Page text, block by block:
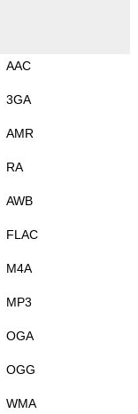
AAC
3GA
AMR
RA
AWB
FLAC
M4A
MP3
OGA
OGG
WMA